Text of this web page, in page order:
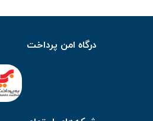
درگاه امن پرداخت